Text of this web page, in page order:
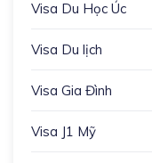
Visa Du Học Úc
Visa Du lịch
Visa Gia Đình
Visa J1 Mỹ